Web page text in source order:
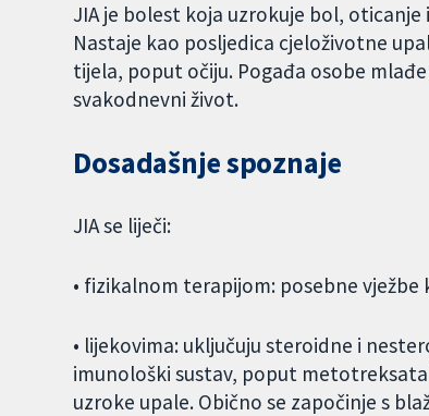
JIA je bolest koja uzrokuje bol,
Nastaje kao posljedica cjeloživotne
tijela, poput očiju. Pogađa osobe
svakodnevni život.
Dosadašnje spoznaje
JIA se liječi:
• fizikalnom terapijom: posebne
• lijekovima: uključuju steroidne i
imunološki sustav, poput
uzroke upale. Obično se započinje s